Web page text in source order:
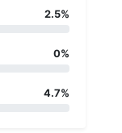
2.5%
0%
4.7%